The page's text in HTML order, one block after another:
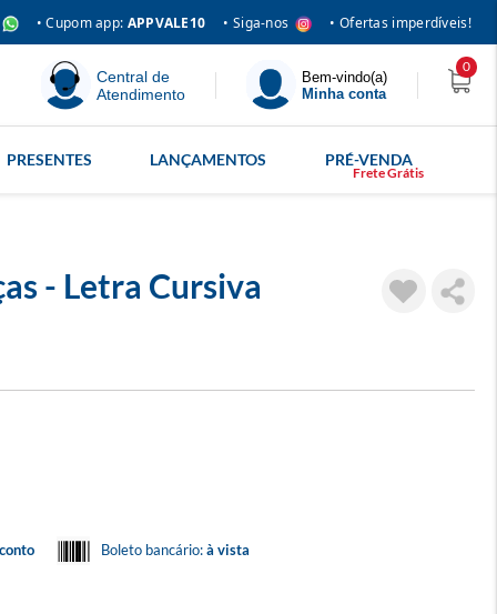
• Cupom app: APPVALE10 • Siga-nos • Ofertas imperdíveis!
Central de
Atendimento
Bem-vindo(a)
Minha conta
0
PRESENTES LANÇAMENTOS PRÉ-VENDA
- Letra Cursiva
Boleto bancário:à vista